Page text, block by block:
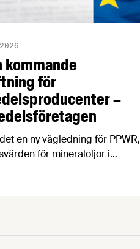
kommande
för
–
en ny vägledning för PPWR,
för mineraloljor i